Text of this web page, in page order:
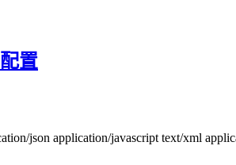
置
json application/javascript text/xml